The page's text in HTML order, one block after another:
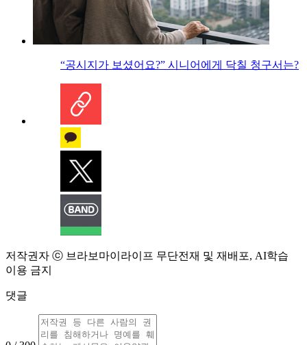
“공시지가 보셨어요?” 시니어에게 닥칠 청구서는?
저작권자 ⓒ 브라보마이라이프 무단전재 및 재배포, AI학습
이용 금지
댓글